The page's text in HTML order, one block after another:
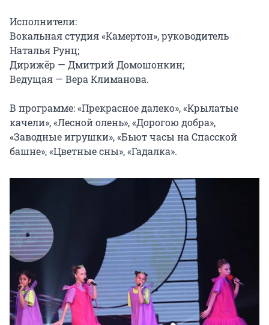
Исполнители:
Вокальная студия «Камертон», руководитель
Наталья Рунц;
Дирижёр — Дмитрий Домошонкин;
Ведущая — Вера Климанова.
В программе: «Прекрасное далеко», «Крылатые
качели», «Лесной олень», «Дорогою добра»,
«Заводные игрушки», «Бьют часы на Спасской
башне», «Цветные сны», «Гадалка».